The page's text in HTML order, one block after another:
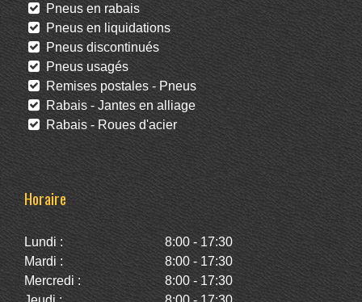
Pneus en rabais
Pneus en liquidations
Pneus discontinués
Pneus usagés
Remises postales - Pneus
Rabais - Jantes en alliage
Rabais - Roues d'acier
Horaire
Lundi :
8:00 - 17:30
Mardi :
8:00 - 17:30
Mercredi :
8:00 - 17:30